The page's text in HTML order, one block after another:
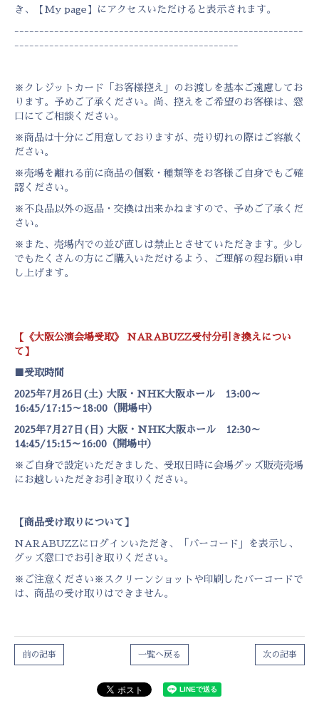
き、
【My page】 にアクセスいただけると表示されます。
----------------------------------------------------------
---------------------------------------------
※クレジットカード「お客様控え」のお渡しを基本ご遠慮してお
ります。予めご了承ください。尚、控えをご希望のお客様は、窓
口にてご相談ください。
※商品は十分にご用意しておりますが、売り切れの際はご容赦く
ださい。
※売場を離れる前に商品の個数・種類等をお客様ご自身でもご確
認ください。
※不良品以外の返品・交換は出来かねますので、予めご了承くだ
さい。
※また、売場内での並び直しは禁止とさせていただきます。少し
でもたくさんの方にご購入いただけるよう、ご理解の程お願い申
し上げます。
【《大阪公演会場受取》 NARABUZZ受付分引き換えについ
て】
■受取時間
2025年7月26日(土) 大阪・NHK大阪ホール 13:00～
16:45/17:15～18:00（開場中）
2025年7月27日(日) 大阪・NHK大阪ホール 12:30～
14:45/15:15～16:00（開場中）
※ご自身で設定いただきました、受取日時に会場グッズ販売売場
にお越しいただきお引き取りください。
【商品受け取りについて】
NARABUZZにログインいただき、「バーコード」を表示し、
グッズ窓口でお引き取りください。
※ご注意ください※スクリーンショットや印刷したバーコードで
は、商品の受け取りはできません。
次の記事
一覧へ戻る
前の記事